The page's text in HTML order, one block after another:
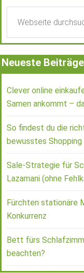
Neueste Beiträge
Clever online
Samen ankommt –
So findest du die
bewusstes Shopping
Sale-Strategie für
Lazamani (ohne
Fürchten stationäre
Konkurrenz
Bett fürs
beachten?